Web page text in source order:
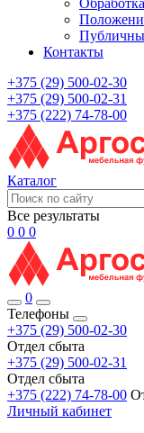
Контакты
+375 (29) 500-02-30
+375 (29) 500-02-31
+375 (222) 74-78-00
Каталог
Все результаты
0 0 0
0
Телефоны
+375 (29) 500-02-30
Отдел сбыта
+375 (29) 500-02-31
Отдел сбыта
+375 (222) 74-78-00
Личный кабинет